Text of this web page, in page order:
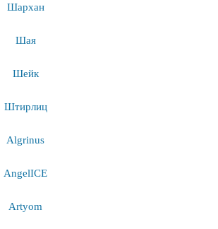
Шархан
Шая
Шейк
Штирлиц
Algrinus
AngelICE
Artyom